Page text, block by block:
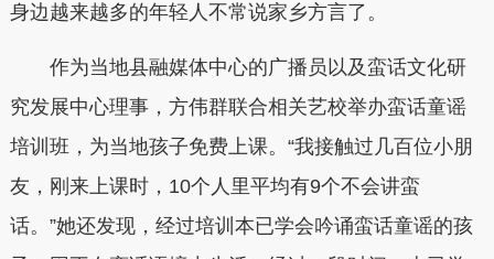
身边越来越多的年轻人不常说家乡方言了。
作为当地县融媒体中心的广播员以及蛮话文化研
究发展中心理事，方伟群联合相关艺校举办蛮话童谣
培训班，为当地孩子免费上课。“我接触过几百位小朋
友，刚来上课时，10个人里平均有9个不会讲蛮
话。”她还发现，经过培训本已学会吟诵蛮话童谣的孩